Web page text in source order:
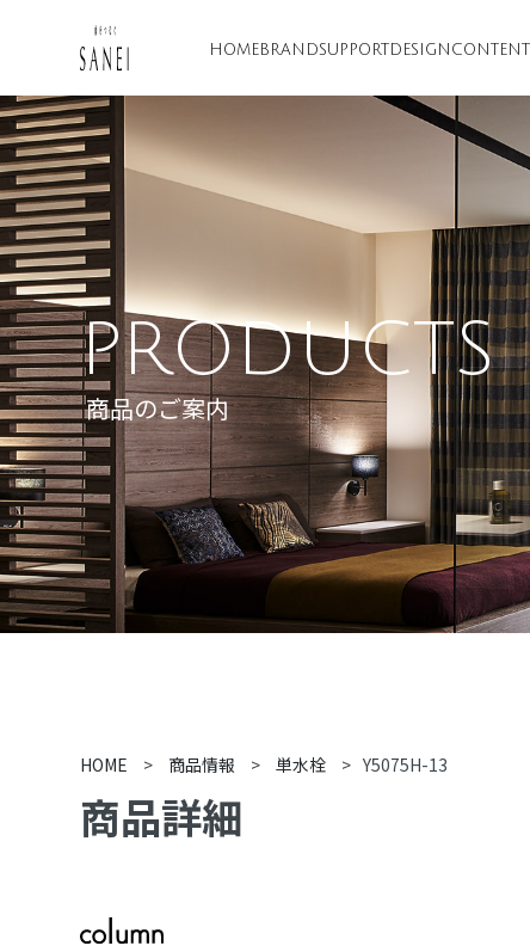
HOME BRANDSUPPORT DESIGN
PRODUCTS
商品のご案内
HOME > 商品情報 > 単水栓 > Y5075H-13
商品詳細